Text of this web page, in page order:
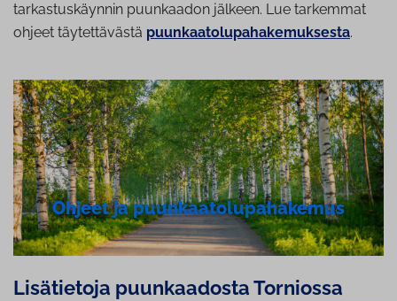
tarkastuskäynnin puunkaadon jälkeen. Lue tarkemmat
ohjeet täytettävästä puunkaatolupahakemuksesta.
Ohjeet ja puun­kaa­to­lu­pa­ha­ke­mus
Lisätietoja puun­kaa­dos­ta Torniossa